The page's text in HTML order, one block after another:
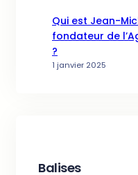
Qui est Jean-
fondateur de
?
1 janvier 2025
Balises